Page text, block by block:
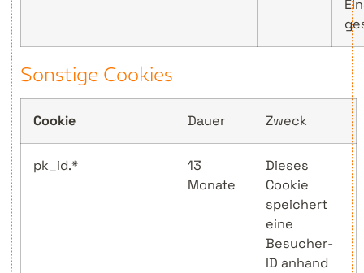
Sonstige Cookies
Cookie Dauer Zweck
pk_id.*
13
Monate
Dieses
Cookie
speichert
eine
Besucher-
ID anhand